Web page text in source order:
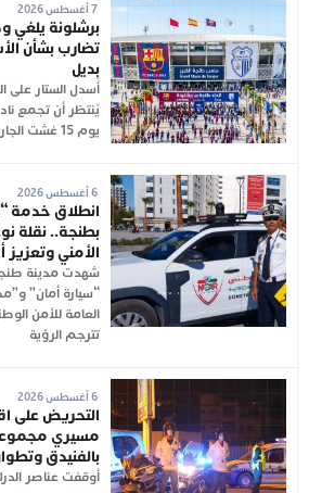
7 أغسطس 2026
برشلونة يلغي
تضارب بشأن
بديل
أُسدل الستار على
يُنتظر أن تجمع
يوم 15 غشت الجاري بالملعب الكبير
6 أغسطس 2026
انطلاق خدمة
بطنجة.. نقلة
الأمني وتعزيز
شهدت مدينة
“سيارة أمان”
العامة للأمن
تترجم الرؤية
6 أغسطس 2026
التحريض على
مسيري
بالفنيدق
أوقفت عناصر